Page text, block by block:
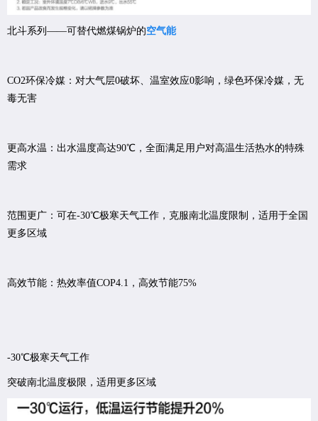
北斗系列——可替代燃煤锅炉的空气能
CO2环保冷媒：对大气层0破坏、温室效应0影响，绿色环保冷媒，无
毒无害
更高水温：出水温度高达90℃，全面满足用户对高温生活热水的特殊
需求
范围更广：可在-30℃极寒天气工作，克服南北温度限制，适用于全国
更多区域
高效节能：热效率值COP4.1，高效节能75%
-30℃极寒天气工作
突破南北温度极限，适用更多区域